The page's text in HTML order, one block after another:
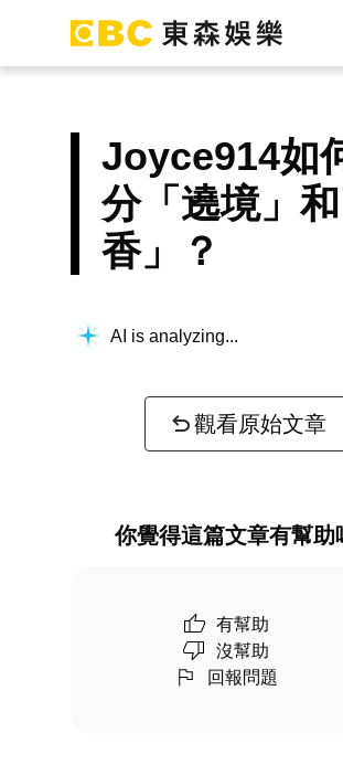
Joyce914如
分「遶境」
香」？
AI is analyzing...
觀看原始文章
你覺得這篇文章有幫助
有幫助
沒幫助
回報問題